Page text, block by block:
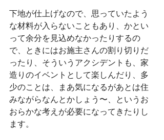
下地が仕上げなので、思っていたよう
な材料が入らないこともあり、かとい
って余分を見込めなかったりするの
で、ときにはお施主さんの割り切りだ
ったり、そういうアクシデントも、家
造りのイベントとして楽しんだり、多
少のことは、まあ気になるがあとは住
みながらなんとかしょう〜、というお
おらかな考えが必要になってきたりし
ます。